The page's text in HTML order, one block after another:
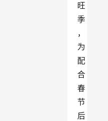
旺
季
，
为
配
合
春
节
后